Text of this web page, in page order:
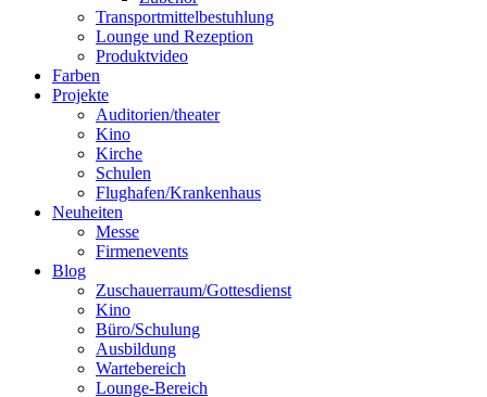
Transportmittelbestuhlung
Lounge und Rezeption
Produktvideo
Farben
Projekte
Auditorien/theater
Kino
Kirche
Schulen
Flughafen/Krankenhaus
Neuheiten
Messe
Firmenevents
Blog
Zuschauerraum/Gottesdienst
Kino
Büro/Schulung
Ausbildung
Wartebereich
Lounge-Bereich